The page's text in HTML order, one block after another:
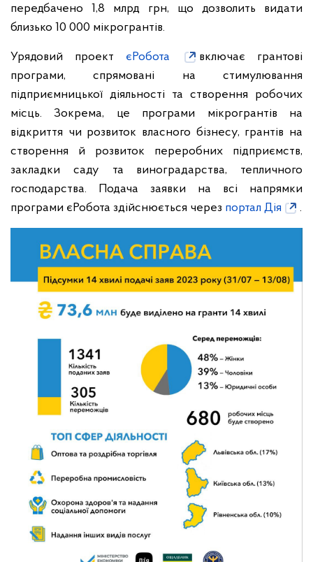
передбачено 1,8 млрд грн, що дозволить видати
близько 10 000 мікрогрантів.
Урядовий проект єРобота
включає грантові
програми, спрямовані на стимулювання
підприємницької діяльності та створення робочих
місць. Зокрема, це програми мікрогрантів на
відкриття чи розвиток власного бізнесу, грантів на
створення й розвиток переробних підприємств,
закладки саду та виноградарства, тепличного
господарства. Подача заявки на всі напрямки
програми єРобота здійснюється через портал Дія .